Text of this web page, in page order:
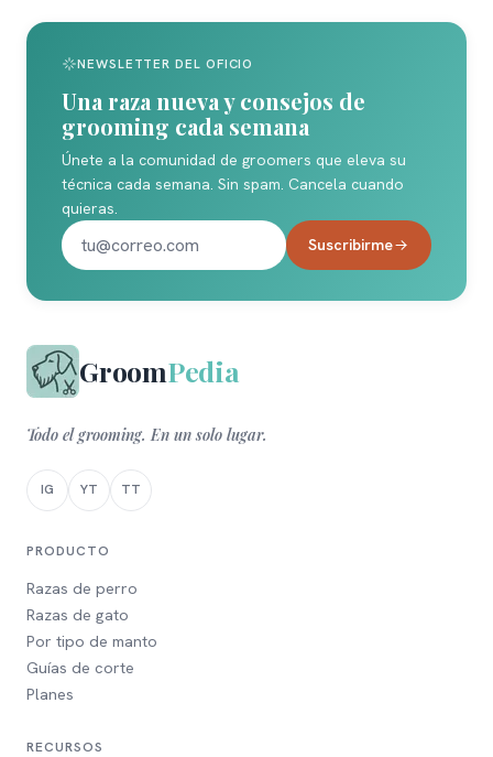
NEWSLETTER DEL OFICIO
Una raza nueva y consejos de
grooming cada semana
Únete a la comunidad de groomers que eleva su
técnica cada semana. Sin spam. Cancela cuando
quieras.
Suscribirme
GroomPedia
Todo el grooming. En un solo lugar.
IG YT TT
PRODUCTO
Razas de perro
Razas de gato
Por tipo de manto
Guías de corte
Planes
RECURSOS